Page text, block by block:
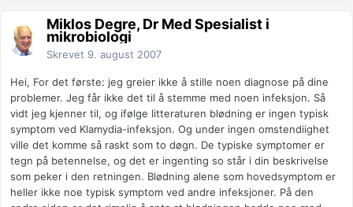
Miklos Degre, Dr Med Spesialist i
mikrobiologi
Skrevet 9. august 2007
Hei, For det første: jeg greier ikke å stille noen diagnose på dine
problemer. Jeg får ikke det til å stemme med noen infeksjon. Så
vidt jeg kjenner til, og ifølge litteraturen blødning er ingen typisk
symptom ved Klamydia-infeksjon. Og under ingen omstendiighet
ville det komme så raskt som to døgn. De typiske symptomer er
tegn på betennelse, og det er ingenting so står i din beskrivelse
som peker i den retningen. Blødning alene som hovedsymptom er
heller ikke noe typisk symptom ved andre infeksjoner. På den